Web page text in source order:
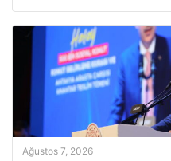
Ağustos 7, 2026